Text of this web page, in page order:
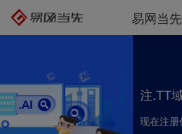
易网当先
注.TT域名，网站天天看
现在注册仅需